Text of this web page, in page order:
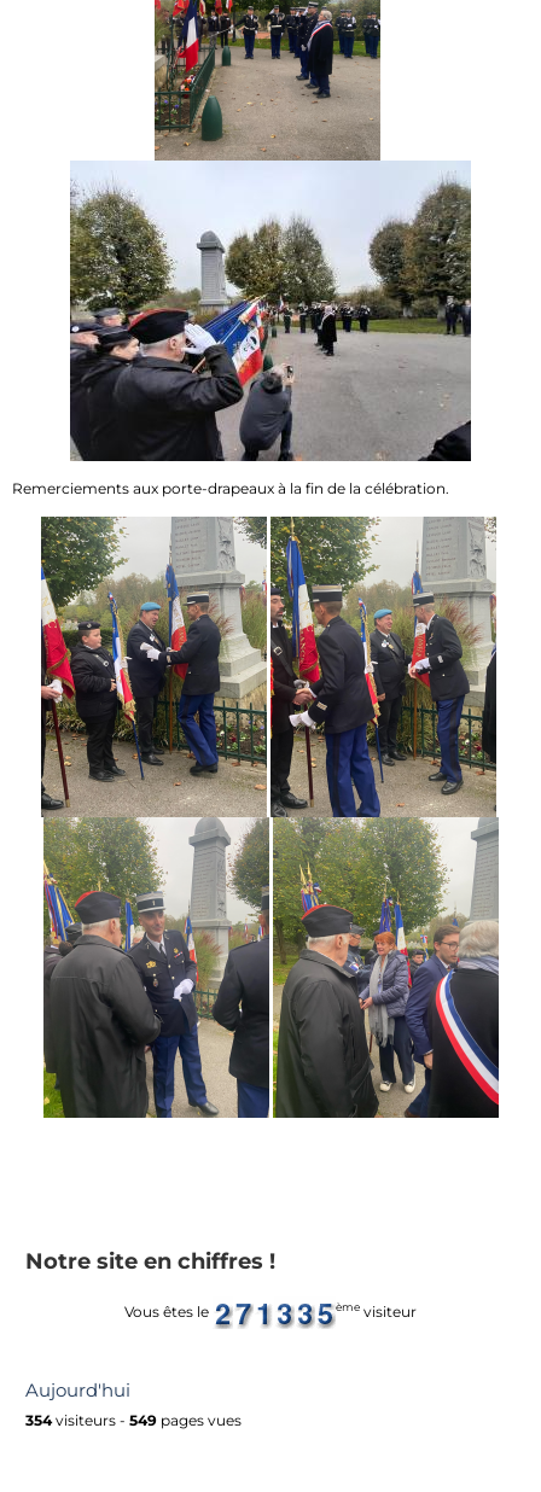
​​​​​​ ​
Remerciements aux porte-drapeaux à la fin de la célébration.
Notre site en chiffres !
Vous êtes le ème visiteur
Aujourd'hui
354visiteurs - 549 pages vues